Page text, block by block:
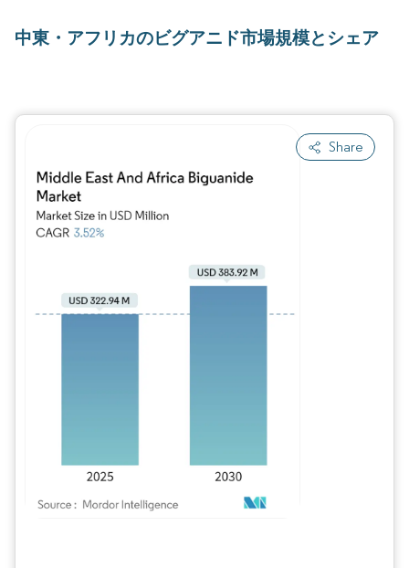
中東・アフリカのビグアニド市場規模とシェア
Share